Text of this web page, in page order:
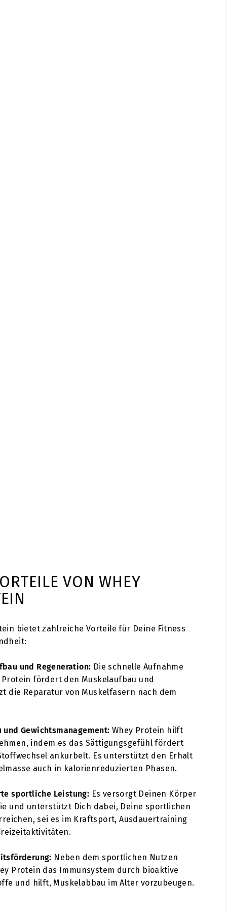
VON WHEY
bietet zahlreiche Vorteile für Deine Fitness
und Regeneration: Die schnelle Aufnahme
Protein fördert den Muskelaufbau und
die Reparatur von Muskelfasern nach dem
und Gewichtsmanagement: Whey Protein hilft
indem es das Sättigungsgefühl fördert
ankurbelt. Es unterstützt den Erhalt
auch in kalorienreduzierten Phasen.
sportliche Leistung: Es versorgt Deinen Körper
und unterstützt Dich dabei, Deine sportlichen
sei es im Kraftsport, Ausdauertraining
Neben dem sportlichen Nutzen
Protein das Immunsystem durch bioaktive
und hilft, Muskelabbau im Alter vorzubeugen.